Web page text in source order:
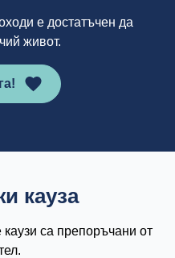
е достатъчен да
живот.
кауза
са препоръчани от